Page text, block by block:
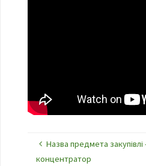
Назва предмета
концентратор